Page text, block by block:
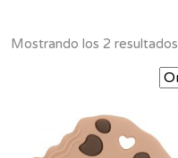
Mostrando los 2 resultados